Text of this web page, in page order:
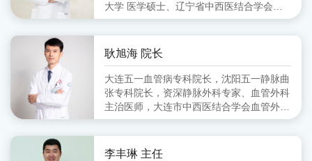
大学 医学硕士、辽宁省中西医结合学会周
围血管病分会 委员、大连市中西医结合学
会血管外科分会 副主任委员、大连市医师
协会血管外科分会 委员
耿旭海 院长
大连五一血管病专科院长，沈阳五一静脉曲
张专科院长，资深静脉外科专家、血管外科
主治医师，大连市中西医结合学会血管外科
专业委员会 委员,毕业于锦州医学院
李丰琳 主任